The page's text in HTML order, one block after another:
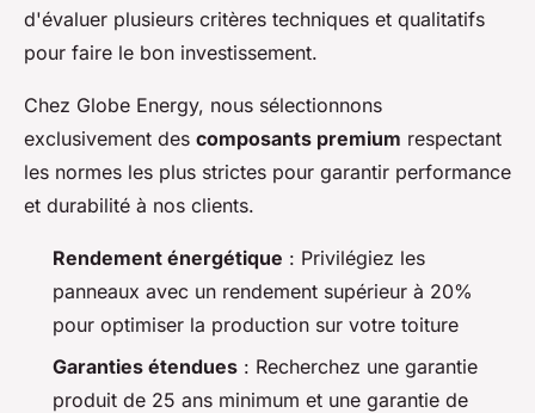
d'évaluer plusieurs critères techniques et qualitatifs
pour faire le bon investissement.
Chez Globe Energy, nous sélectionnons
exclusivement des composants premium respectant
les normes les plus strictes pour garantir performance
et durabilité à nos clients.
Rendement énergétique : Privilégiez les
panneaux avec un rendement supérieur à 20%
pour optimiser la production sur votre toiture
Garanties étendues : Recherchez une garantie
produit de 25 ans minimum et une garantie de